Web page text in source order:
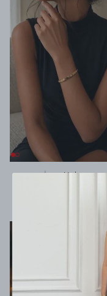
İnce Kelepçe